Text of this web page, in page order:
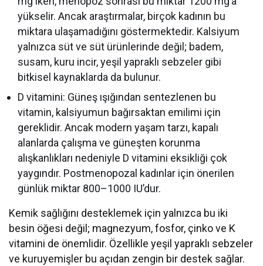
yükselir. Ancak araştırmalar, birçok kadının bu
miktara ulaşamadığını göstermektedir. Kalsiyum
yalnızca süt ve süt ürünlerinde değil; badem,
susam, kuru incir, yeşil yapraklı sebzeler gibi
bitkisel kaynaklarda da bulunur.
D vitamini: Güneş ışığından sentezlenen bu
vitamin, kalsiyumun bağırsaktan emilimi için
gereklidir. Ancak modern yaşam tarzı, kapalı
alanlarda çalışma ve güneşten korunma
alışkanlıkları nedeniyle D vitamini eksikliği çok
yaygındır. Postmenopozal kadınlar için önerilen
günlük miktar 800–1000 IU’dur.
Kemik sağlığını desteklemek için yalnızca bu iki
besin öğesi değil; magnezyum, fosfor, çinko ve K
vitamini de önemlidir. Özellikle yeşil yapraklı sebzeler
ve kuruyemişler bu açıdan zengin bir destek sağlar.